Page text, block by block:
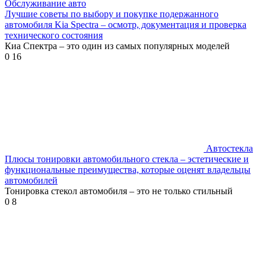
Обслуживание авто
Лучшие советы по выбору и покупке подержанного
автомобиля Kia Spectra – осмотр, документация и проверка
технического состояния
Киа Спектра – это один из самых популярных моделей
0 16
Автостекла
Плюсы тонировки автомобильного стекла – эстетические и
функциональные преимущества, которые оценят владельцы
автомобилей
Тонировка стекол автомобиля – это не только стильный
0 8